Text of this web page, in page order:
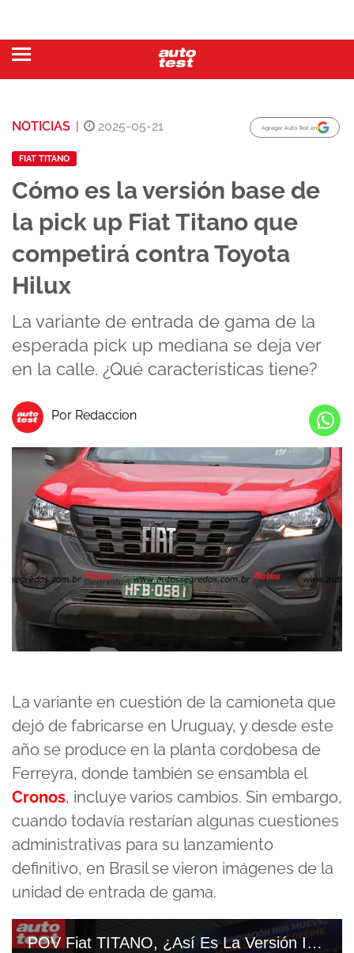
NOTICIAS | 2025-05-21 Agregar Auto Test en
FIAT TITANO
Cómo es la versión base de
la pick up Fiat Titano que
competirá contra Toyota
Hilux
La variante de entrada de gama de la
esperada pick up mediana se deja ver
en la calle. ¿Qué características tiene?
Por Redaccion
La variante en cuestión de la camioneta que
dejó de fabricarse en Uruguay, y desde este
año se produce en la planta cordobesa de
Ferreyra, donde también se ensambla el
Cronos, incluye varios cambios. Sin embargo,
cuando todavía restarían algunas cuestiones
administrativas para su lanzamiento
definitivo, en Brasil se vieron imágenes de la
unidad de entrada de gama.
POV Fiat TITANO, ¿Así Es La Versión INTERMEDIA De La PICK UP